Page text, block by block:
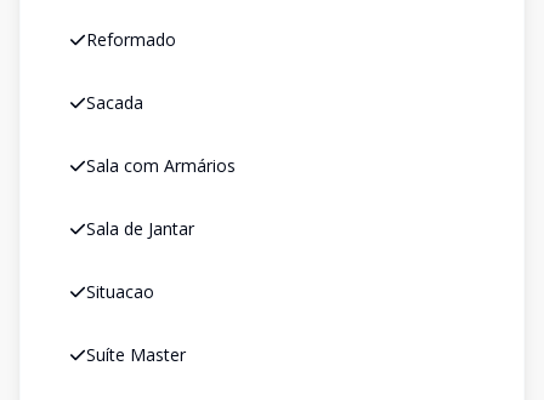
Reformado
Sacada
Sala com Armários
Sala de Jantar
Situacao
Suíte Master